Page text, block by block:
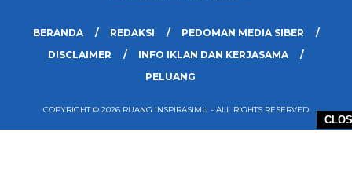
BERANDA REDAKSI
PEDOMAN MEDIA SIBER
DISCLAIMER
INFO IKLAN DAN KERJASAMA
PELUANG
COPYRIGHT © 2026 RUANG INSPIRASIMU - ALL RIGHTS RESERVED